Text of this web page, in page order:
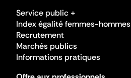
Service public +
Index égalité femmes-hommes
Recrutement
Marchés publics
Informations pratiques